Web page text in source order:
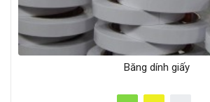
Băng dính giấy